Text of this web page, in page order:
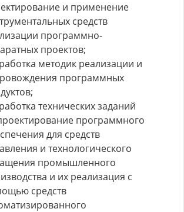
и применение
средств
программно-
проектов;
методик реализации и
программных
технических заданий
программного
для средств
и технологического
промышленного
и их реализация с
средств